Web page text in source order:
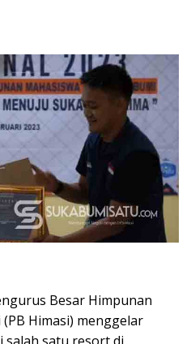
Besar Himpunan
Himasi) menggelar